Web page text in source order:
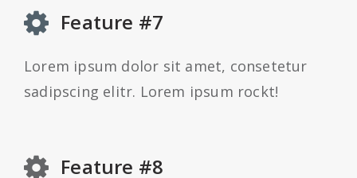
Feature #7
Lorem ipsum dolor sit amet, consetetur
sadipscing elitr. Lorem ipsum rockt!
Feature #8